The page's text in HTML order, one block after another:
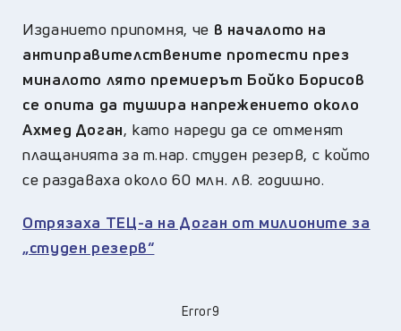
Изданието припомня, че в началото на
антиправителствените протести през
миналото лято премиерът Бойко Борисов
се опита да тушира напрежението около
Ахмед Доган, като нареди да се отменят
плащанията за т.нар. студен резерв, с който
се раздаваха около 60 млн. лв. годишно.
Отрязаха ТЕЦ-а на Доган от милионите за
„студен резерв“
Error9